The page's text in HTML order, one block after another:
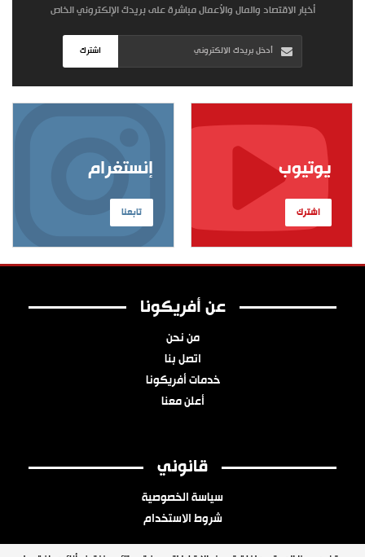
أخبار الاقتصاد والمال والأعمال مباشرة على بريدك الإلكتروني الخاص
اشترك
إنستغرام
تابعنا
يوتيوب
اشترك
عن أفريكونا
من نحن
اتصل بنا
خدمات أفريكونا
أعلن معنا
قانوني
سياسة الخصوصية
شروط الاستخدام